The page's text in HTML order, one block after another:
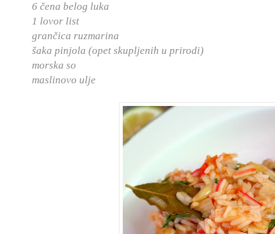
6 čena belog luka
1 lovor list
grančica ruzmarina
šaka pinjola (opet skupljenih u prirodi)
morska so
maslinovo ulje